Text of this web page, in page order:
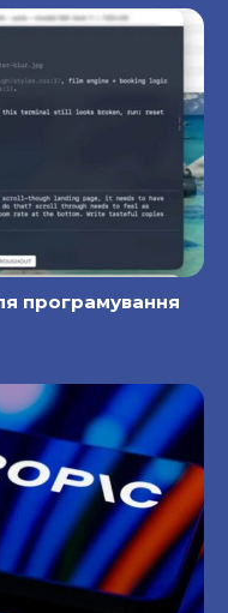
програмування